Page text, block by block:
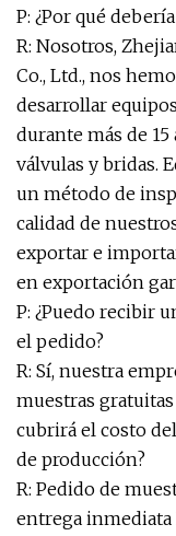
P: ¿Por qué
R: Nosotros,
Co., Ltd., nos
desarrollar
durante más de
válvulas y bridas.
un método de
calidad de
exportar e
en exportación
P: ¿Puedo recibir
el pedido?
R: Sí, nuestra
muestras
cubrirá el costo
de producción?
R: Pedido de
entrega inmediata